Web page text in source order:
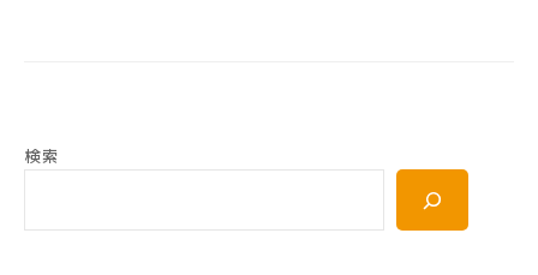
検索